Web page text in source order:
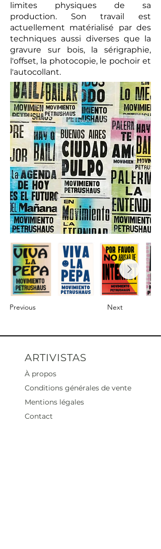
limites physiques de sa
production. Son travail est
actuellement matérialisé par des
techniques aussi diverses que la
gravure sur bois, la sérigraphie,
l'offset, la photocopie, le pochoir et
l'autocollant.
Previous Next
ARTIVISTAS
À propos
Conditions générales de vente
Mentions légales
Contact